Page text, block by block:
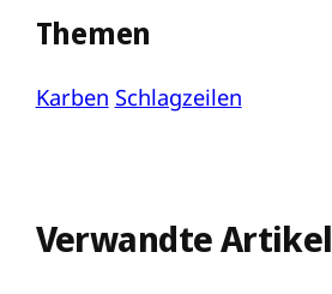
Themen
Karben Schlagzeilen
Verwandte Artikel